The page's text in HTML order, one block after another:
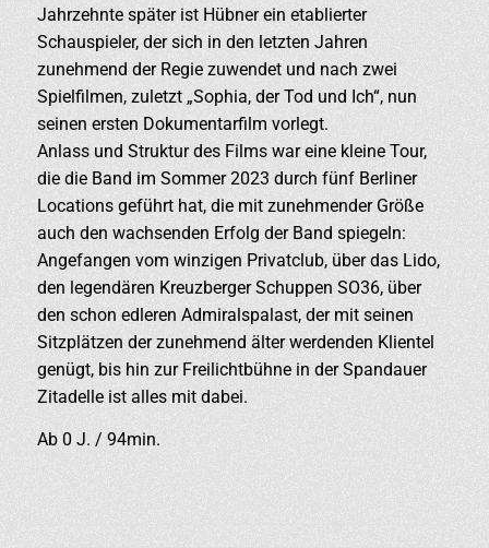
Jahrzehnte später ist Hübner ein etablierter
Schauspieler, der sich in den letzten Jahren
zunehmend der Regie zuwendet und nach zwei
Spielfilmen, zuletzt „Sophia, der Tod und Ich“, nun
seinen ersten Dokumentarfilm vorlegt.
Anlass und Struktur des Films war eine kleine Tour,
die die Band im Sommer 2023 durch fünf Berliner
Locations geführt hat, die mit zunehmender Größe
auch den wachsenden Erfolg der Band spiegeln:
Angefangen vom winzigen Privatclub, über das Lido,
den legendären Kreuzberger Schuppen SO36, über
den schon edleren Admiralspalast, der mit seinen
Sitzplätzen der zunehmend älter werdenden Klientel
genügt, bis hin zur Freilichtbühne in der Spandauer
Zitadelle ist alles mit dabei.
Ab 0 J. / 94min.